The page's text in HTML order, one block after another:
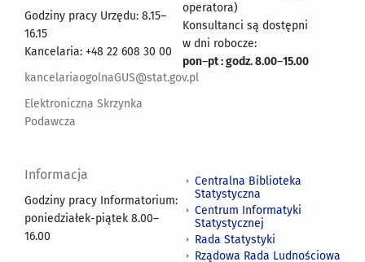
Godziny pracy Urzędu: 8.15–
16.15
Kancelaria: +48 22 608 30 00
kancelariaogolnaGUS@stat.gov.pl
Elektroniczna Skrzynka
Podawcza
operatora)
Konsultanci są dostępni
w dni robocze:
pon–pt : godz. 8.00–15.00
Informacja
Godziny pracy Informatorium:
poniedziałek-piątek 8.00–
16.00
Centralna Biblioteka
Statystyczna
Centrum Informatyki
Statystycznej
Rada Statystyki
Rządowa Rada Ludnościowa